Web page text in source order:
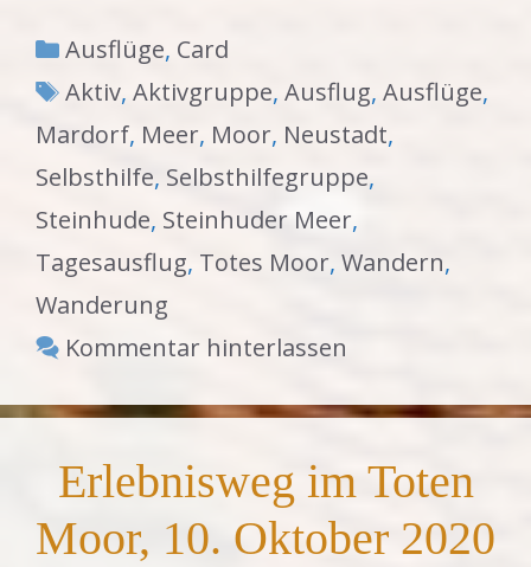
Kategorien
Ausflüge, Card
Schlagwörter
Aktiv, Aktivgruppe, Ausflug, Ausflüge,
Mardorf, Meer, Moor, Neustadt,
Selbsthilfe, Selbsthilfegruppe,
Steinhude, Steinhuder Meer,
Tagesausflug, Totes Moor, Wandern,
Wanderung
Kommentar hinterlassen
Erlebnisweg im Toten
Moor, 10. Oktober 2020